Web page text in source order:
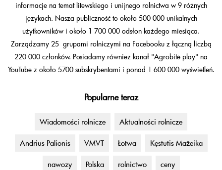
informacje na temat litewskiego i unijnego rolnictwa w 9 różnych
językach. Nasza publiczność to około 500 000 unikalnych
użytkowników i około 1 700 000 odsłon każdego miesiąca.
Zarządzamy 25 grupami rolniczymi na Facebooku z łączną liczbą
220 000 członków. Posiadamy również kanał "Agrobitė play" na
YouTube z około 5700 subskrybentami i ponad 1 600 000 wyświetleń.
Popularne teraz
Wiadomości rolnicze Aktualności rolnicze
Andrius Palionis VMVT Łotwa Kęstutis Mažeika
nawozy Polska rolnictwo ceny